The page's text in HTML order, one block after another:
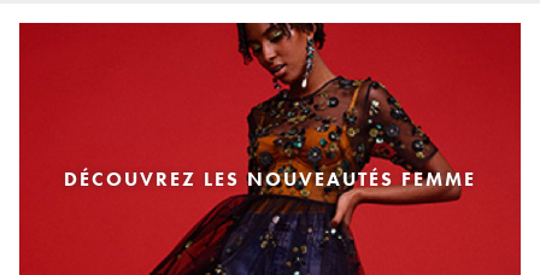
DÉCOUVREZ LES NOUVEAUTÉS FEMME